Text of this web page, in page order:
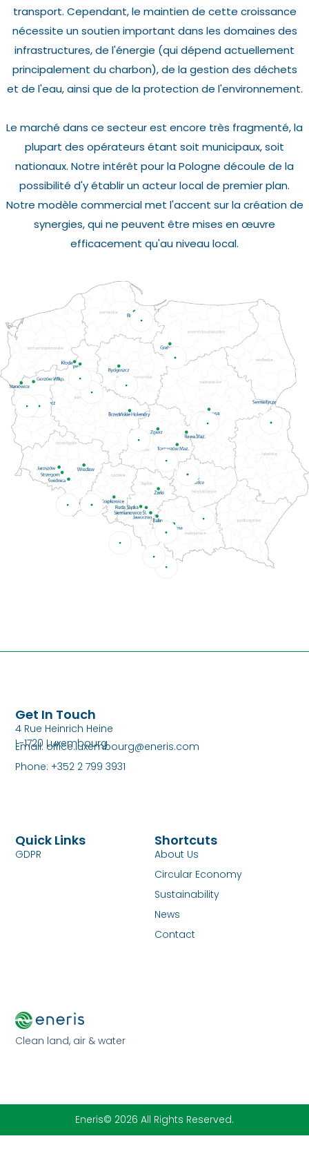
transport. Cependant, le maintien de cette croissance
nécessite un soutien important dans les domaines des
infrastructures, de l'énergie (qui dépend actuellement
principalement du charbon), de la gestion des déchets
et de l'eau, ainsi que de la protection de l'environnement.
Le marché dans ce secteur est encore très fragmenté, la
plupart des opérateurs étant soit municipaux, soit
nationaux. Notre intérêt pour la Pologne découle de la
possibilité d'y établir un acteur local de premier plan.
Notre modèle commercial met l'accent sur la création de
synergies, qui ne peuvent être mises en œuvre
efficacement qu'au niveau local.
Clean land, air & water
Shortcuts
About Us
Circular Economy
Sustainability
News
Contact
Quick Links
GDPR
Get In Touch
4 Rue Heinrich Heine
L-1720 Luxembourg
Email: office.luxembourg@eneris.com
Phone: +352 2 799 3931
Eneris© 2026 All Rights Reserved.